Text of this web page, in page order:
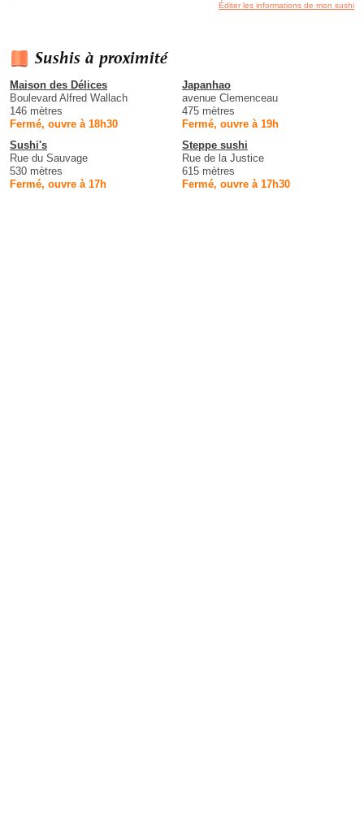
Éditer les informations de mon sushi
Sushis à proximité
Maison des Délices
Boulevard Alfred Wallach
146 mètres
Fermé, ouvre à 18h30
Japanhao
avenue Clemenceau
475 mètres
Fermé, ouvre à 19h
Sushi's
Rue du Sauvage
530 mètres
Fermé, ouvre à 17h
Steppe sushi
Rue de la Justice
615 mètres
Fermé, ouvre à 17h30